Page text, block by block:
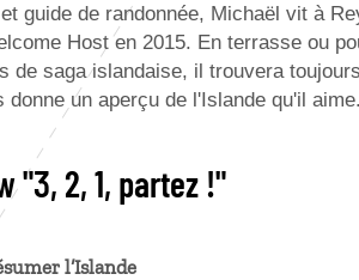
et guide de randonnée, Michaël vit à
Host en 2015. En terrasse ou
de saga islandaise, il trouvera
donne un aperçu de l'Islande qu'il
"3, 2, 1, partez !"
l’Islande